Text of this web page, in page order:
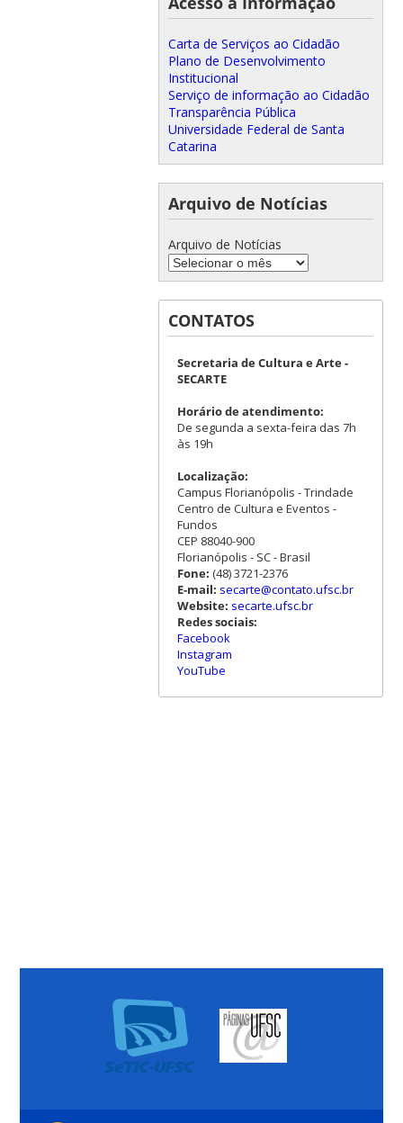
Carta de Serviços ao Cidadão
Plano de Desenvolvimento
Institucional
Serviço de informação ao Cidadão
Transparência Pública
Universidade Federal de Santa
Catarina
Arquivo de Notícias
Arquivo de Notícias
CONTATOS
Secretaria de Cultura e Arte -
SECARTE
Horário de atendimento:
De segunda a sexta-feira das 7h
às 19h
Localização:
Campus Florianópolis - Trindade
Centro de Cultura e Eventos -
Fundos
CEP 88040-900
Florianópolis - SC - Brasil
Fone: (48) 3721-2376
E-mail: secarte@contato.ufsc.br
Website: secarte.ufsc.br
Redes sociais:
Facebook
Instagram
YouTube